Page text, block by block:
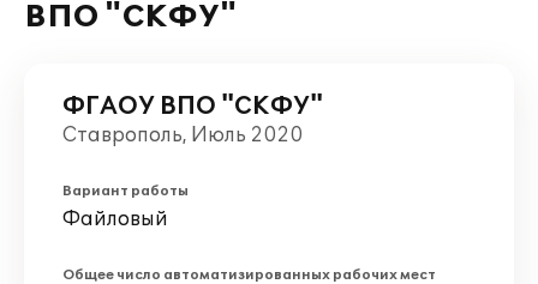
ВПО "СКФУ"
ФГАОУ ВПО "СКФУ"
Ставрополь, Июль 2020
Вариант работы
Файловый
Общее число автоматизированных рабочих мест